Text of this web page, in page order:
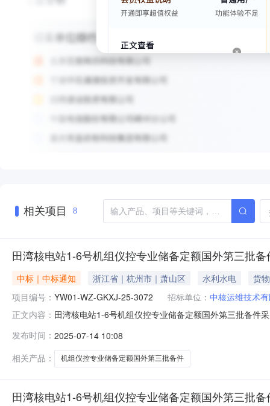
相关项目 8
田湾核电站1-6号机组仪控专业储备定额国外第三批
中标｜中标通知 浙江省｜杭州市｜萧山区 水利水电
货物
项目编号： YW01-WZ-GKXJ-25-3072 招标单位： 中核运维技术
正文内容： 田湾核电站1-6号机组仪控专业储备定额国外第三批备件
核电站1-6号机组仪控专业储备定额国外第三批备件采购
有限公司2
发布时间： 2025-07-14 10:08
相关产品：
机组仪控专业储备定额国外第三批备件
田湾核电站1-6号机组仪控专业储备定额国外第三批